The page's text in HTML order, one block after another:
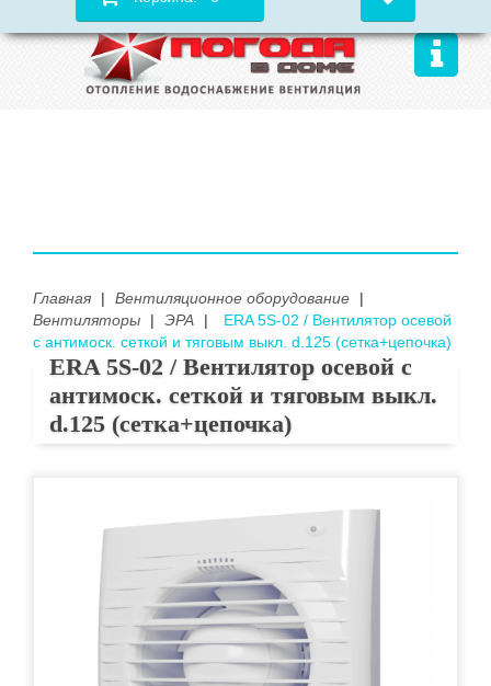
Главная | Вентиляционное оборудование
|
Вентиляторы
| ЭРА |
ERA 5S-02 / Вентилятор осевой
с антимоск. сеткой и тяговым выкл. d.125 (сетка+цепочка)
ERA 5S-02 / Вентилятор осевой с
антимоск. сеткой и тяговым выкл.
d.125 (сетка+цепочка)